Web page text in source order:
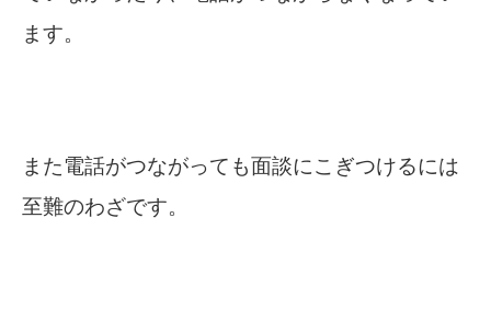
ます。
また電話がつながっても面談にこぎつけるには
至難のわざです。